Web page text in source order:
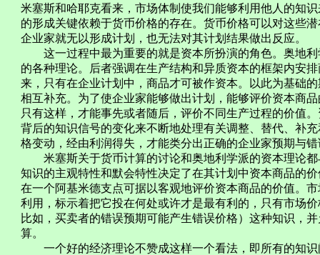
米塞斯和哈耶克看来，市场体制使我们能够利用他人的知
的形成关键依赖于货币价格的存在。货币价格可以对这些
企业家就无以形成计划，也无法对其计划结果做出反应。
这一过程中最为重要的就是资本所扮演的角色。奥地利
的各种理论。后者强调在生产结构和异质资本的框架内安
来，只有在企业计划中，商品才可被作资本。以此为基础
相互补充。为了使企业家能够做出计划，能够评价资本商
只有这样，才能事先或者随后，评价不同生产过程的价值
背后的知识信号的变化来不断地处理有关调整、替代、补
格变动，经由利润得失，才能类分出正确的企业家预期与
米塞斯关于货币计算的讨论和奥地利学派的资本理论都
知识的主观特性和默会特性决定了在其计划中资本商品的
在一个阿基米德支点可据以客观地评价资本商品的价值。
利用，标示着把它投在何处或许才是最有利的，只有市场
比如，买卖者的错误预期可能产生错误价格）这种知识，
算。
一个好的经济理论不赞成这样一个看法，即所有的知识